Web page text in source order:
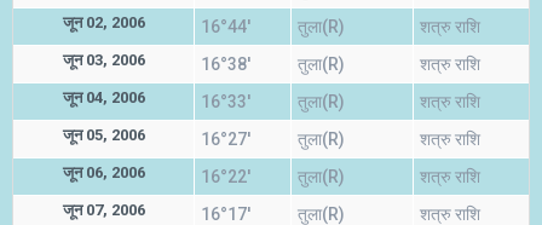
जून 02, 2006 16°44' तुला(R) शत्रु राशि
जून 03, 2006 16°38' तुला(R) शत्रु राशि
जून 04, 2006 16°33' तुला(R) शत्रु राशि
जून 05, 2006 16°27' तुला(R) शत्रु राशि
जून 06, 2006 16°22' तुला(R) शत्रु राशि
जून 07, 2006 16°17' तुला(R) शत्रु राशि